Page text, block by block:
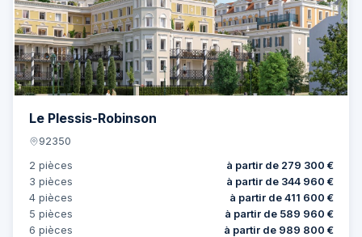
Le Plessis-Robinson
92350
2 pièces
à partir de 279 300 €
3 pièces
à partir de 344 960 €
4 pièces
à partir de 411 600 €
5 pièces
à partir de 589 960 €
6 pièces
à partir de 989 800 €